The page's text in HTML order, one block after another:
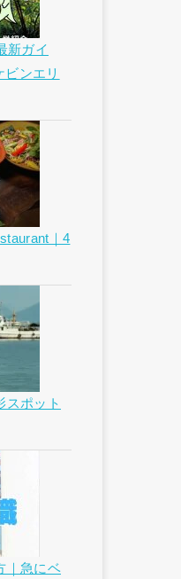
新ガイ
ンエリ
｜4
スポット
｜急にベ